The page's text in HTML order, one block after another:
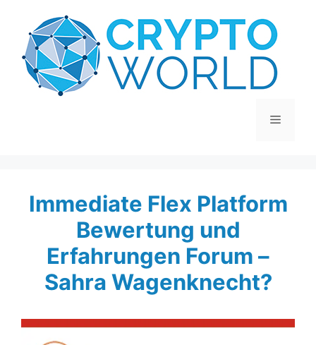
springen
Menü
Immediate Flex Platform
Bewertung und
Erfahrungen Forum –
Sahra Wagenknecht?